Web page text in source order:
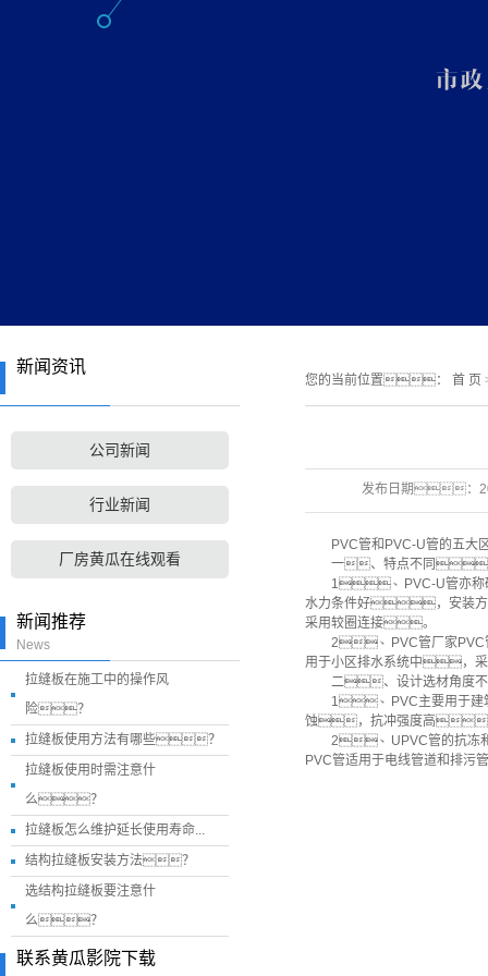
新闻资讯
公司新闻
行业新闻
厂房黄瓜在线观看
新闻推荐
News
拉缝板在施工中的操作风
险？
拉缝板使用方法有哪些？
拉缝板使用时需注意什
么？
拉缝板怎么维护延长使用寿命...
结构拉缝板安装方法？
选结构拉缝板要注意什
么？
联系黄瓜影院下载
您的当前位置： 首 页
发布日期：
PVC管和PVC-U管的五
一、特点不同
1、PVC-U管亦
水力条件好，安装
采用较圈连接。
2、PVC管厂家PVC
用于小区排水系统中，
二、设计选材角
1、PVC主要用于
蚀，抗冲强度高
2、UPVC管的抗
PVC管适用于电线管道和排